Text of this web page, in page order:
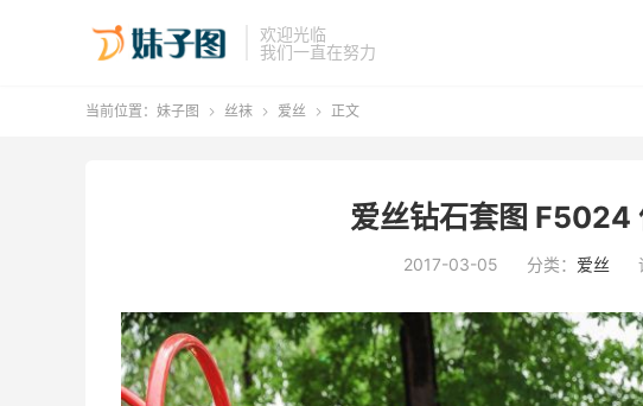
欢迎光临
我们一直在努力
当前位置： 妹子图  丝袜  爱丝  正文
爱丝钻石套图 F5024
2017-03-05 分类： 爱丝